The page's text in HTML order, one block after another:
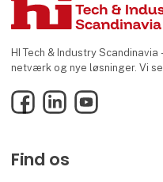
HI Tech & Industry
netværk og nye løsninger. Vi
FacebookLinkedInYouTube
Find os